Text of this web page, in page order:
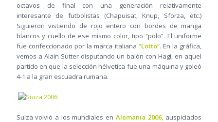
octavos de final con una generación relativamente
interesante de futbolistas (Chapuisat, Knup, Sforza, etc.)
Siguieron vistiendo de rojo entero con bordes de manga
blancos y cuello de ese mismo color, tipo “polo”. El uniforme
fue confeccionado por la marca italiana “Lotto”.En la gráfica,
vemos a Alain Sutter disputando un balón con Hagi, en aquel
partido en que la selección hélvetica fue una máquina y goleó
4-1 a la gran escuadra rumana.
Suiza volvió a los mundiales en Alemania 2006, auspiciados